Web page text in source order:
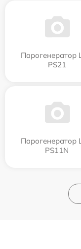
Парогенератор
PS21
Парогенератор
PS11N